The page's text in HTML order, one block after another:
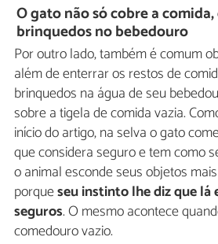
O gato não só cobre a
brinquedos no bebedouro
Por outro lado, também é comum
além de enterrar os restos de
brinquedos na água de seu
sobre a tigela de comida vazia.
início do artigo, na selva o gato
que considera seguro e tem como
o animal esconde seus objetos
porqueseu instinto lhe diz que lá
seguros. O mesmo acontece
comedouro vazio.